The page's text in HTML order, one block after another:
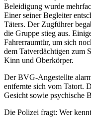
Beleidigung wurde
Einer seiner Begleiter
Täters. Der Zugführer
die Gruppe stieg aus.
Fahrerraumtür, um sich
dem Tatverdächtigen zum
Kinn und Oberkörper.
Der BVG-Angestellte
entfernte sich vom Tatort.
Gesicht sowie psychische
Die Polizei fragt: Wer